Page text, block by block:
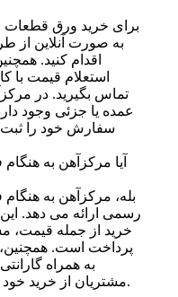
برای خرید ورق قطعات
به صورت آنلاین از
اقدام کنید.
استعلام قیمت
تماس بگیرید. در
عمده یا جزئی وجود
سفارش خود را
آیا مرکزآهن به
بله، مرکزآهن به
رسمی ارائه می دهد.
خرید از جمله
پرداخت است.
به همراه
مشتریان از خرید خود اطمینان کامل داشته باشند.